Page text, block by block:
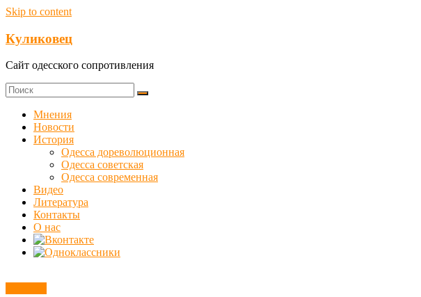
Skip to content
Куликовец
Сайт одесского сопротивления
Мнения
Новости
История
Одесса дореволюционная
Одесса советская
Одесса современная
Видео
Литература
Контакты
О нас